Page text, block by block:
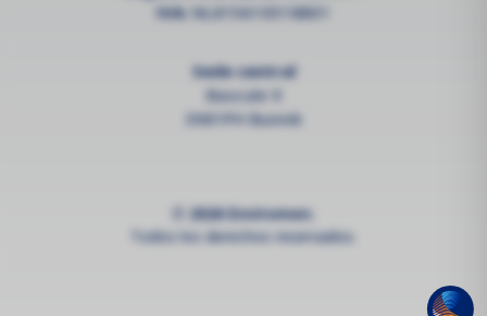
IVA: NL815610518B01
Sede central
Bascule 9
3981PH Bunnik
© 2026 Enviromen.
Todos los derechos reservados.